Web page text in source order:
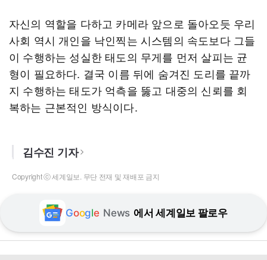
자신의 역할을 다하고 카메라 앞으로 돌아오듯 우리
사회 역시 개인을 낙인찍는 시스템의 속도보다 그들
이 수행하는 성실한 태도의 무게를 먼저 살피는 균
형이 필요하다. 결국 이름 뒤에 숨겨진 도리를 끝까
지 수행하는 태도가 억측을 뚫고 대중의 신뢰를 회
복하는 근본적인 방식이다.
김수진 기자
Copyright ⓒ 세계일보. 무단 전재 및 재배포 금지
Google News 에서 세계일보 팔로우